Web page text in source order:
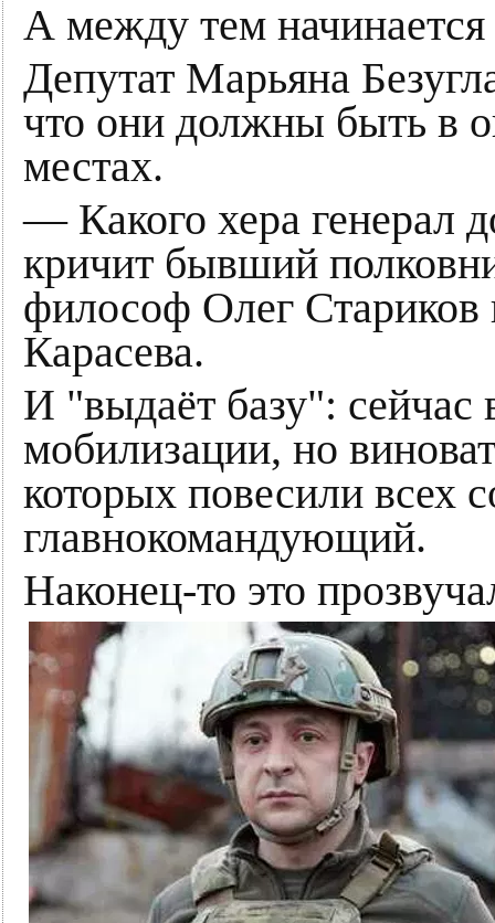
А между тем начинается
Депутат Марьяна
что они должны быть в
местах.
— Какого хера генерал
кричит бывший
философ Олег Стариков
Карасева.
И "выдаёт базу":
мобилизации, но
которых повесили всех
главнокомандующий.
Наконец-то это